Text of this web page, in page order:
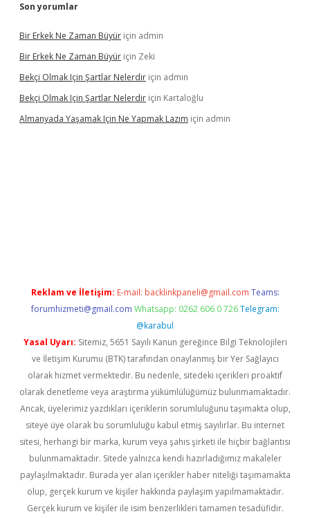
Son yorumlar
Bir Erkek Ne Zaman Büyür için admin
Bir Erkek Ne Zaman Büyür için Zeki
Bekçi Olmak Için Şartlar Nelerdir için admin
Bekçi Olmak Için Şartlar Nelerdir için Kartaloğlu
Almanyada Yaşamak Için Ne Yapmak Lazım için admin
Reklam ve İletişim: E-mail: backlinkpaneli@gmail.com Teams:
forumhizmeti@gmail.com Whatsapp: 0262 606 0 726 Telegram:
@karabul
Yasal Uyarı: Sitemiz, 5651 Sayılı Kanun gereğince Bilgi Teknolojileri
ve İletişim Kurumu (BTK) tarafından onaylanmış bir Yer Sağlayıcı
olarak hizmet vermektedir. Bu nedenle, sitedeki içerikleri proaktif
olarak denetleme veya araştırma yükümlülüğümüz bulunmamaktadır.
Ancak, üyelerimiz yazdıkları içeriklerin sorumluluğunu taşımakta olup,
siteye üye olarak bu sorumluluğu kabul etmiş sayılırlar. Bu internet
sitesi, herhangi bir marka, kurum veya şahıs şirketi ile hiçbir bağlantısı
bulunmamaktadır. Sitede yalnızca kendi hazırladığımız makaleler
paylaşılmaktadır. Burada yer alan içerikler haber niteliği taşımamakta
olup, gerçek kurum ve kişiler hakkında paylaşım yapılmamaktadır.
Gerçek kurum ve kişiler ile isim benzerlikleri tamamen tesadüfidir.